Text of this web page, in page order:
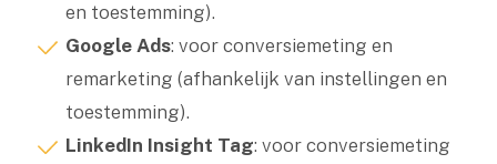
en toestemming).
Google Ads: voor conversiemeting en
remarketing (afhankelijk van instellingen en
toestemming).
LinkedIn Insight Tag: voor conversiemeting